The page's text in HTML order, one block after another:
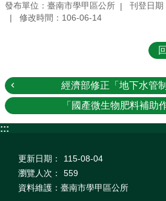
發布單位：臺南市學甲區公所
刊登日
修改時間：106-06-14
經濟部修正「地下水管
「國產微生物肥料補助
:::
更新日期：
115-08-04
瀏覽人次：
559
資料維護：臺南市學甲區公所